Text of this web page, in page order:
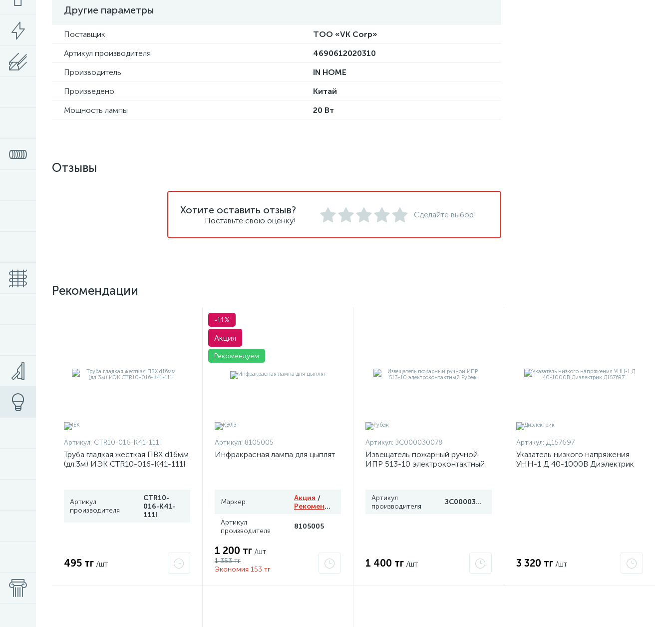
Другие параметры
Поставщик
ТОО «VK Corp»
Артикул производителя
4690612020310
Производитель
IN HOME
Произведено
Китай
Мощность лампы
20 Вт
Отзывы
Хотите оставить отзыв?
Поставьте свою оценку!
Сделайте выбор!
Рекомендации
Артикул: CTR10-016-K41-111I
Труба гладкая жесткая ПВХ d16мм
(дл.3м) ИЭК CTR10-016-K41-111I
Артикул
производителя
CTR10-
016-K41-
111I
495 тг /шт
-11%
Акция
Рекомендуем
Артикул: 8105005
Инфракрасная лампа для цыплят
Маркер Акция /
Рекомендуем
Артикул
производителя
8105005
1 200 тг /шт
1 353 тг
Экономия 153 тг
Артикул: ЗС000030078
Извещатель пожарный ручной
ИПР 513-10 электроконтактный
Артикул
производителя
ЗС000030078
1 400 тг /шт
Артикул: Д157697
Указатель низкого напряжения
УНН-1 Д 40-1000В Диэлектрик
3 320 тг /шт